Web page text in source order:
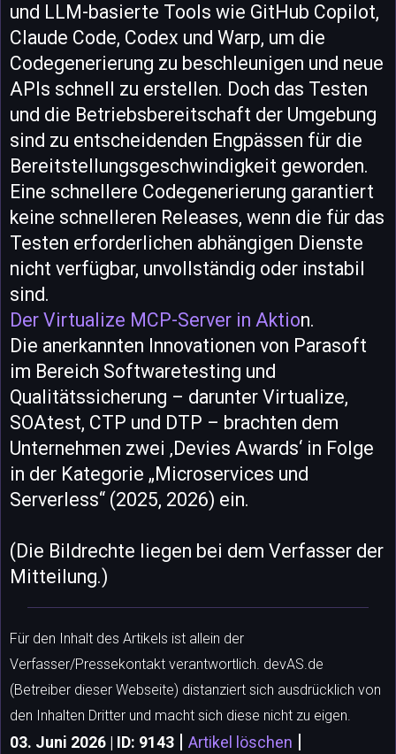
und LLM-basierte Tools wie GitHub Copilot,
Claude Code, Codex und Warp, um die
Codegenerierung zu beschleunigen und neue
APIs schnell zu erstellen. Doch das Testen
und die Betriebsbereitschaft der Umgebung
sind zu entscheidenden Engpässen für die
Bereitstellungsgeschwindigkeit geworden.
Eine schnellere Codegenerierung garantiert
keine schnelleren Releases, wenn die für das
Testen erforderlichen abhängigen Dienste
nicht verfügbar, unvollständig oder instabil
sind.
Der Virtualize MCP-Server in Aktion.
Die anerkannten Innovationen von Parasoft
im Bereich Softwaretesting und
Qualitätssicherung – darunter Virtualize,
SOAtest, CTP und DTP – brachten dem
Unternehmen zwei ‚Devies Awards‘ in Folge
in der Kategorie „Microservices und
Serverless“ (2025, 2026) ein.
(Die Bildrechte liegen bei dem Verfasser der
Mitteilung.)
Für den Inhalt des Artikels ist allein der
Verfasser/Pressekontakt verantwortlich. devAS.de
(Betreiber dieser Webseite) distanziert sich ausdrücklich von
den Inhalten Dritter und macht sich diese nicht zu eigen.
03. Juni 2026 | ID: 9143 | Artikel löschen |